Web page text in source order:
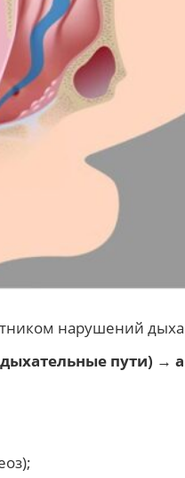
нарушений
пути) →